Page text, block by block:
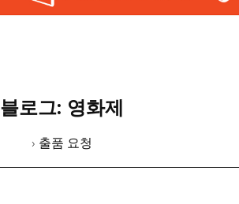
블로그: 영화제
› 출품 요청